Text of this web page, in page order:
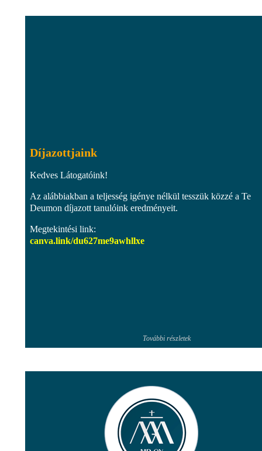
Díjazottjaink
Kedves Látogatóink!
Az alábbiakban a teljesség igénye nélkül tesszük közzé a Te
Deumon díjazott tanulóink eredményeit.
Megtekintési link:
canva.link/du627me9awhllxe
További részletek